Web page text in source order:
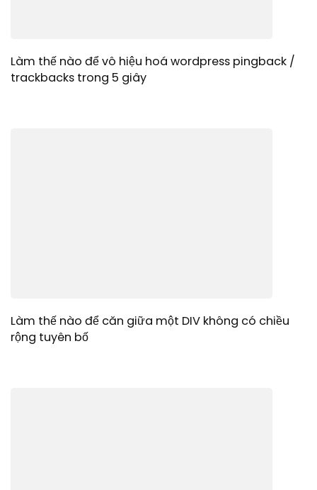
Làm thế nào để vô hiệu hoá wordpress pingback /
trackbacks trong 5 giây
Làm thế nào để căn giữa một DIV không có chiều
rộng tuyên bố